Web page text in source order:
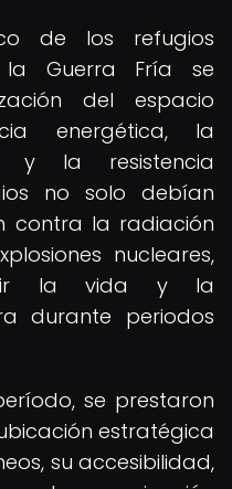
de los refugios
la Guerra Fría se
del espacio
energética, la
y la resistencia
no solo debían
contra la radiación
nucleares,
la vida y la
durante periodos
se prestaron
estratégica
su accesibilidad,